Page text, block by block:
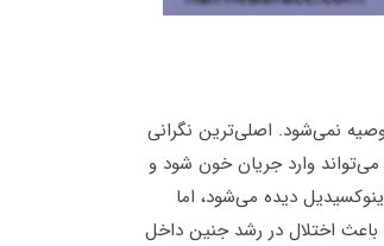
نمی‌شود. اصلی‌ترین نگرانی
وارد جریان خون شود و
دیده می‌شود، اما
اختلال در رشد جنین داخل